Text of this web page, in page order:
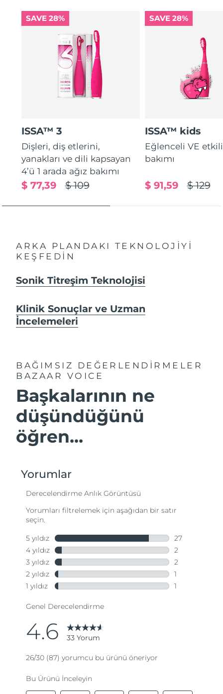
SAVE 28%
ISSA™ 3
Dişleri, diş etlerini,
yanakları ve dili kapsayan
4’ü 1 arada ağız bakımı
$ 109
$ 77,39
SAVE 28%
ISSA™ kids
Eğlenceli VE etkili
bakımı
$ 129
$ 91,59
ARKA PLANDAKI TEKNOLOJİYİ
KEŞFEDİN
Sonik Titreşim Teknolojisi
Klinik Sonuçlar ve Uzman
İncelemeleri
BAĞIMSIZ DEĞERLENDİRMELER
BAZAAR VOICE
Başkalarının ne
düşündüğünü
öğren...